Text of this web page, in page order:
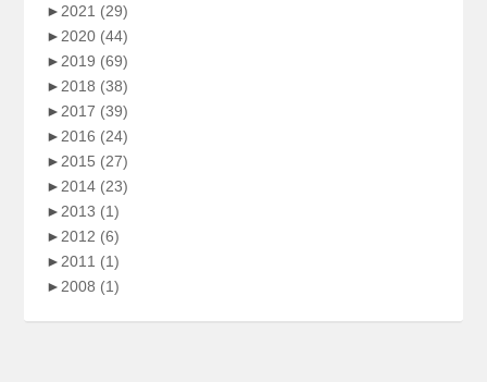
► 2021 (29)
► 2020 (44)
► 2019 (69)
► 2018 (38)
► 2017 (39)
► 2016 (24)
► 2015 (27)
► 2014 (23)
► 2013 (1)
► 2012 (6)
► 2011 (1)
► 2008 (1)